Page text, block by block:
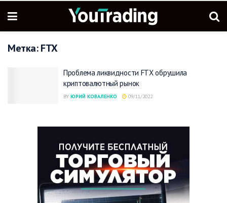
Метка:FTX
Проблема ликвидности FTX обрушила
криптовалютный рынок
BY ЮРИЙ КОВАЛЕНКО 09/11/2022